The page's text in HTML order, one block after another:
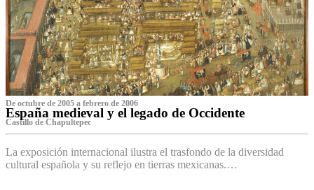
De octubre de 2005 a febrero de 2006
España medieval y el legado de Occidente
Castillo de Chapultepec
La exposición internacional ilustra el trasfondo de la diversidad
cultural española y su reflejo en tierras mexicanas.…